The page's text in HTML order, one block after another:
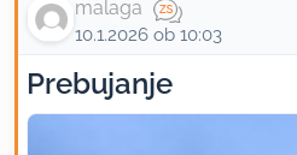
malaga
10.1.2026 ob 10:03
Prebujanje